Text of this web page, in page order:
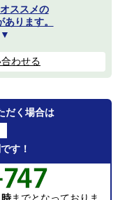
ススメの
ります。
▼
わせる
だく場合は
す！